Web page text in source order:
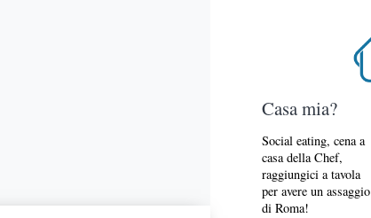
Casa mia?
Social eating, cena a
casa della Chef,
raggiungici a tavola
per avere un assaggio
di Roma!